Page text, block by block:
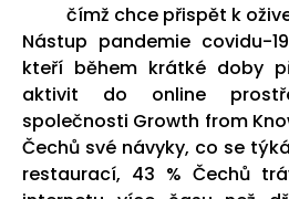
čímž chce přispět k
Nástup pandemie covidu-
kteří během krátké doby
aktivit do online
společnosti Growth from
Čechů své návyky, co se
restaurací, 43 % Čechů